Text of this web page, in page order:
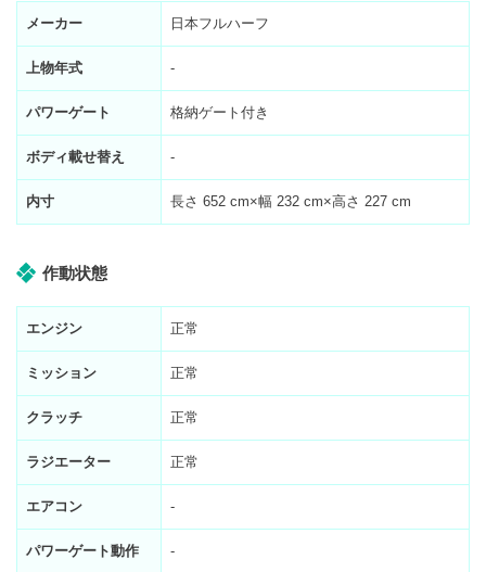
メーカー 日本フルハーフ
上物年式 -
パワーゲート 格納ゲート付き
ボディ載せ替え -
内寸 長さ 652 cm×幅 232 cm×高さ 227 cm
作動状態
エンジン 正常
ミッション 正常
クラッチ 正常
ラジエーター 正常
エアコン -
パワーゲート動作 -